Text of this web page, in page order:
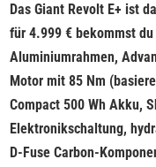
Das Giant Revolt E+ ist
für 4.999 € bekommst
Aluminiumrahmen,
Motor mit 85 Nm
Compact 500 Wh Akku,
Elektronikschaltung,
D-Fuse Carbon-